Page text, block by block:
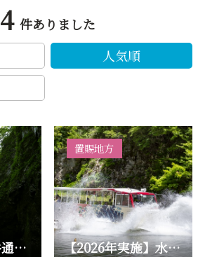
4 件ありました
人気順
絶景・三淵渓谷通り抜け参拝 【2026年実施】水陸両用バス in ながい百秋湖
置賜地方